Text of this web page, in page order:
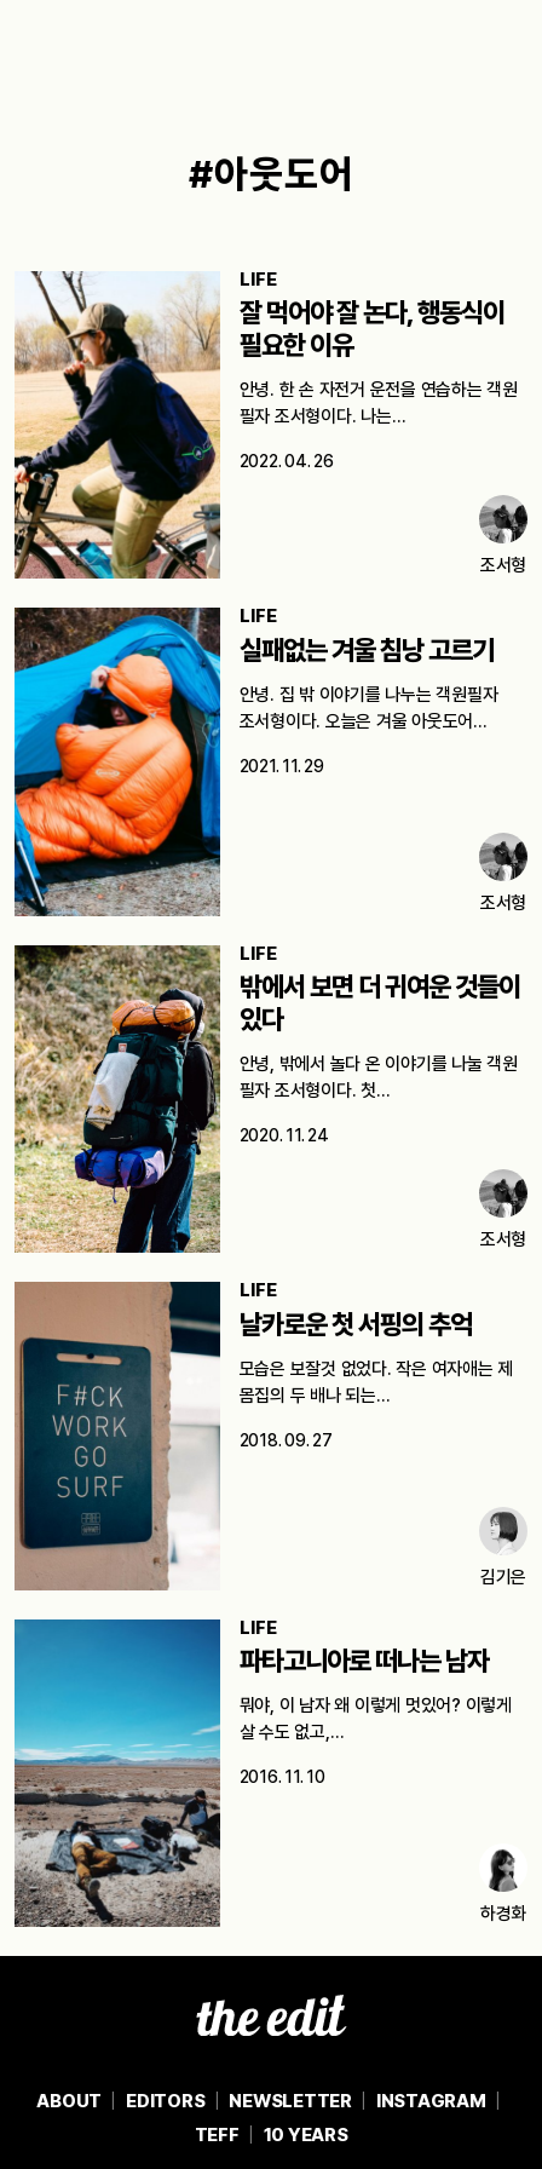
#아웃도어
LIFE
잘 먹어야 잘 논다, 행동식이
필요한 이유
안녕. 한 손 자전거 운전을 연습하는 객원
필자 조서형이다. 나는…
2022. 04. 26
조서형
LIFE
실패없는 겨울 침낭 고르기
안녕. 집 밖 이야기를 나누는 객원필자
조서형이다. 오늘은 겨울 아웃도어…
2021. 11. 29
조서형
LIFE
밖에서 보면 더 귀여운 것들이
있다
안녕, 밖에서 놀다 온 이야기를 나눌 객원
필자 조서형이다. 첫…
2020. 11. 24
조서형
LIFE
날카로운 첫 서핑의 추억
모습은 보잘것 없었다. 작은 여자애는 제
몸집의 두 배나 되는…
2018. 09. 27
김기은
LIFE
파타고니아로 떠나는 남자
뭐야, 이 남자 왜 이렇게 멋있어? 이렇게
살 수도 없고,…
2016. 11. 10
하경화
ABOUT EDITORS NEWSLETTER
INSTAGRAM
TEFF
10 YEARS